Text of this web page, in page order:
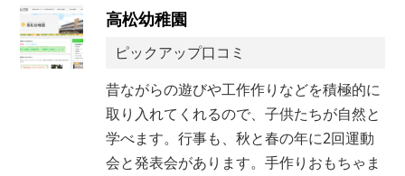
高松幼稚園
ピックアップ口コミ
昔ながらの遊びや工作作りなどを積極的に
取り入れてくれるので、子供たちが自然と
学べます。行事も、秋と春の年に2回運動
会と発表会があります。手作りおもちゃま